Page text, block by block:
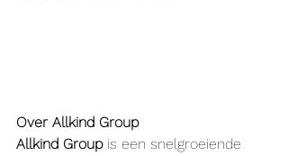
Over Allkind Group
Allkind Group is een snelgroeiende